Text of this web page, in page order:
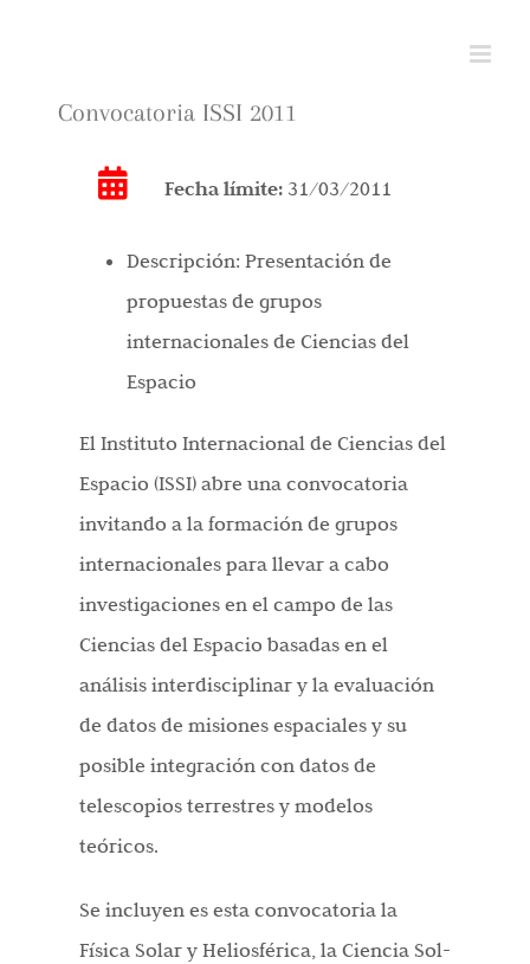
contenidoConvocatoria ISSI 2011
Fecha límite: 31/03/2011
Descripción: Presentación de
propuestas de grupos
internacionales de Ciencias del
Espacio
El Instituto Internacional de Ciencias del
Espacio (ISSI) abre una convocatoria
invitando a la formación de grupos
internacionales para llevar a cabo
investigaciones en el campo de las
Ciencias del Espacio basadas en el
análisis interdisciplinar y la evaluación
de datos de misiones espaciales y su
posible integración con datos de
telescopios terrestres y modelos
teóricos.
Se incluyen es esta convocatoria la
Física Solar y Heliosférica, la Ciencia Sol-